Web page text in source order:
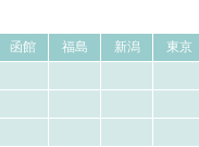
函館 福島 新潟
東京